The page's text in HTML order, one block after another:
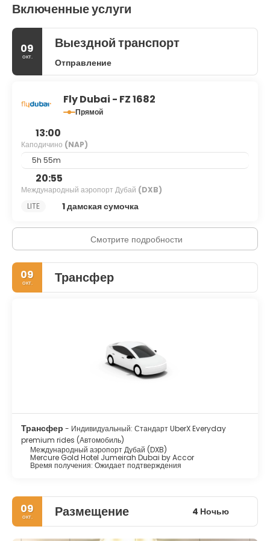
Включенные услуги
09
окт.
Выездной транспорт
Отправление
Fly Dubai - FZ 1682
Прямой
13:00
Каподичино (NAP)
5h 55m
20:55
Международный аэропорт Дубай (DXB)
LITE
1 дамская сумочка
Смотрите подробности
09
окт. Трансфер
Трансфер - Индивидуальный: Стандарт UberX Everyday
premium rides (Автомобиль)
Международный аэропорт Дубай (DXB)
Mercure Gold Hotel Jumeirah Dubai by Accor
Время получения: Ожидает подтверждения
09
окт. Размещение 4 Ночью